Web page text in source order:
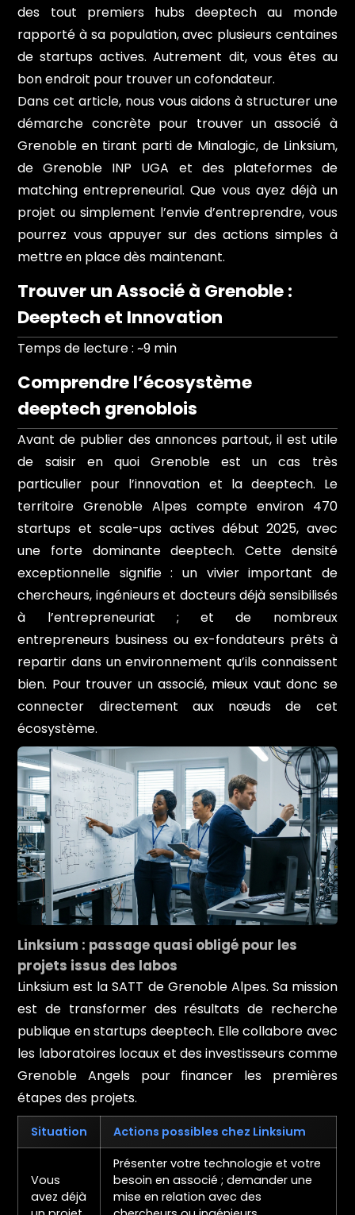
des tout premiers hubs deeptech au monde
rapporté à sa population, avec plusieurs centaines
de startups actives. Autrement dit, vous êtes au
bon endroit pour trouver un cofondateur.
Dans cet article, nous vous aidons à structurer une
démarche concrète pour trouver un associé à
Grenoble en tirant parti de Minalogic, de Linksium,
de Grenoble INP UGA et des plateformes de
matching entrepreneurial. Que vous ayez déjà un
projet ou simplement l’envie d’entreprendre, vous
pourrez vous appuyer sur des actions simples à
mettre en place dès maintenant.
Trouver un Associé à Grenoble :
Deeptech et Innovation
Temps de lecture : ~9 min
Comprendre l’écosystème
deeptech grenoblois
Avant de publier des annonces partout, il est utile
de saisir en quoi Grenoble est un cas très
particulier pour l’innovation et la deeptech. Le
territoire Grenoble Alpes compte environ 470
startups et scale-ups actives début 2025, avec
une forte dominante deeptech. Cette densité
exceptionnelle signifie : un vivier important de
chercheurs, ingénieurs et docteurs déjà sensibilisés
à l’entrepreneuriat ; et de nombreux
entrepreneurs business ou ex-fondateurs prêts à
repartir dans un environnement qu’ils connaissent
bien. Pour trouver un associé, mieux vaut donc se
connecter directement aux nœuds de cet
écosystème.
Linksium : passage quasi obligé pour les
projets issus des labos
Linksium est la SATT de Grenoble Alpes. Sa mission
est de transformer des résultats de recherche
publique en startups deeptech. Elle collabore avec
les laboratoires locaux et des investisseurs comme
Grenoble Angels pour financer les premières
étapes des projets.
Situation Actions possibles chez Linksium
Vous
avez déjà
Présenter votre technologie et votre
besoin en associé ; demander une
mise en relation avec des